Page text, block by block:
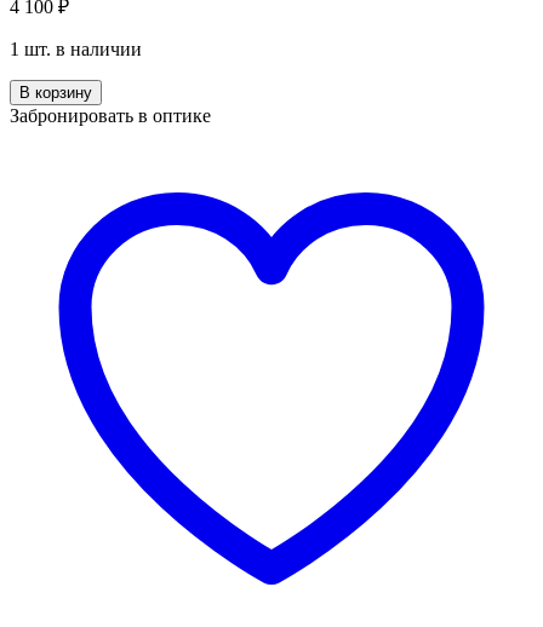
4 100 ₽
1 шт. в наличии
Количество
Jessie
В корзину
Забронировать в оптике